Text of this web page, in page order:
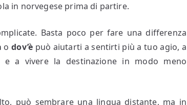
in norvegese prima di partire.
Basta poco per fare una differenza
odov’è può aiutarti a sentirti più a tuo agio, a
a vivere la destinazione in modo meno
può sembrare una lingua distante, ma in